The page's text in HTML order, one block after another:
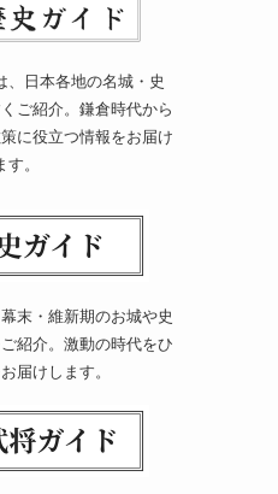
、日本各地の名城・史
ご紹介。鎌倉時代から
に役立つ情報をお届け
す。
末・維新期のお城や史
紹介。激動の時代をひ
届けします。